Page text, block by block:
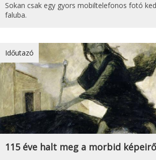
Sokan csak egy gyors mobiltelefonos fotó
faluba.
Időutazó
115 éve halt meg a morbid